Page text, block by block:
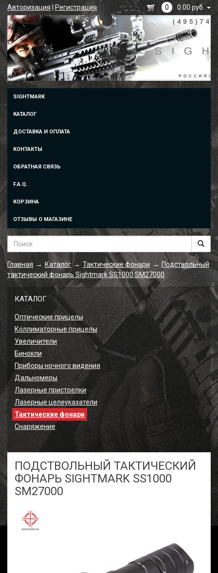
Авторизация Регистрация 0 0.00 руб.
SIGHTMARK
КАТАЛОГ
ДОСТАВКА И ОПЛАТА
КОНТАКТЫ
ОБРАТНАЯ СВЯЗЬ
F.A.Q.
КОРЗИНА
ОТЗЫВЫ О МАГАЗИНЕ
Главная → Каталог → Тактические фонари →
Подствольный
тактический фонарь Sightmark SS1000 SM27000
КАТАЛОГ
Оптические прицелы
Коллиматорные прицелы
Увеличители
Бинокли
Приборы ночного видения
Дальномеры
Лазерные пристрелки
Лазерные целеуказатели
Тактические фонари
Снаряжение
ПОДСТВОЛЬНЫЙ ТАКТИЧЕСКИЙ
ФОНАРЬ SIGHTMARK SS1000
SM27000